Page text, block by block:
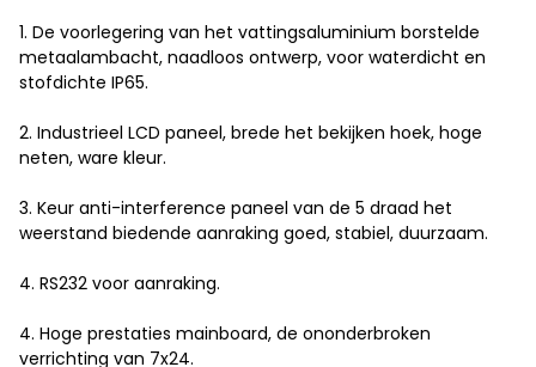
1. De voorlegering van het vattingsaluminium borstelde
metaalambacht, naadloos ontwerp, voor waterdicht en
stofdichte IP65.
2. Industrieel LCD paneel, brede het bekijken hoek, hoge
neten, ware kleur.
3. Keur anti-interference paneel van de 5 draad het
weerstand biedende aanraking goed, stabiel, duurzaam.
4. RS232 voor aanraking.
4. Hoge prestaties mainboard, de ononderbroken
verrichting van 7x24.